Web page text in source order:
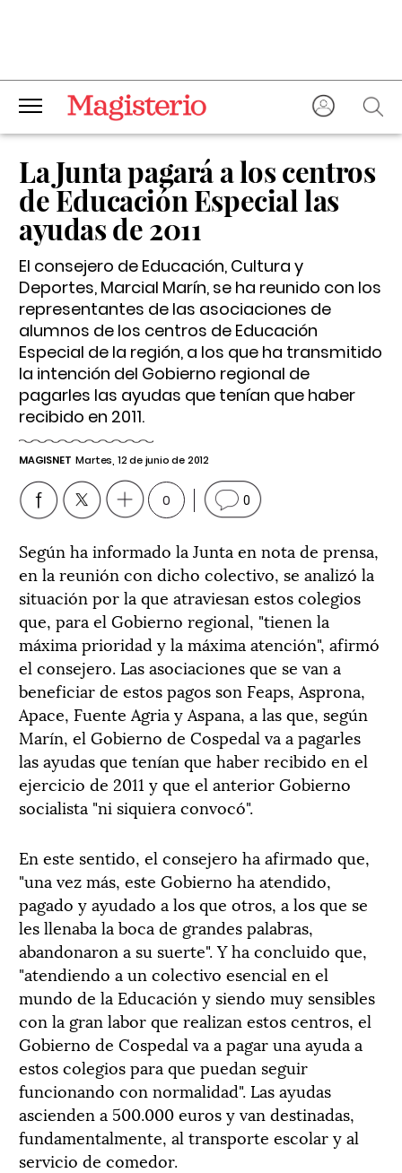
La Junta pagará a los centros
de Educación Especial las
ayudas de 2011
El consejero de Educación, Cultura y
Deportes, Marcial Marín, se ha reunido con los
representantes de las asociaciones de
alumnos de los centros de Educación
Especial de la región, a los que ha transmitido
la intención del Gobierno regional de
pagarles las ayudas que tenían que haber
recibido en 2011.
MAGISNET Martes, 12 de junio de 2012
0 0
Según ha informado la Junta en nota de prensa,
en la reunión con dicho colectivo, se analizó la
situación por la que atraviesan estos colegios
que, para el Gobierno regional, "tienen la
máxima prioridad y la máxima atención", afirmó
el consejero. Las asociaciones que se van a
beneficiar de estos pagos son Feaps, Asprona,
Apace, Fuente Agria y Aspana, a las que, según
Marín, el Gobierno de Cospedal va a pagarles
las ayudas que tenían que haber recibido en el
ejercicio de 2011 y que el anterior Gobierno
socialista "ni siquiera convocó".
En este sentido, el consejero ha afirmado que,
"una vez más, este Gobierno ha atendido,
pagado y ayudado a los que otros, a los que se
les llenaba la boca de grandes palabras,
abandonaron a su suerte". Y ha concluido que,
"atendiendo a un colectivo esencial en el
mundo de la Educación y siendo muy sensibles
con la gran labor que realizan estos centros, el
Gobierno de Cospedal va a pagar una ayuda a
estos colegios para que puedan seguir
funcionando con normalidad". Las ayudas
ascienden a 500.000 euros y van destinadas,
fundamentalmente, al transporte escolar y al
servicio de comedor.